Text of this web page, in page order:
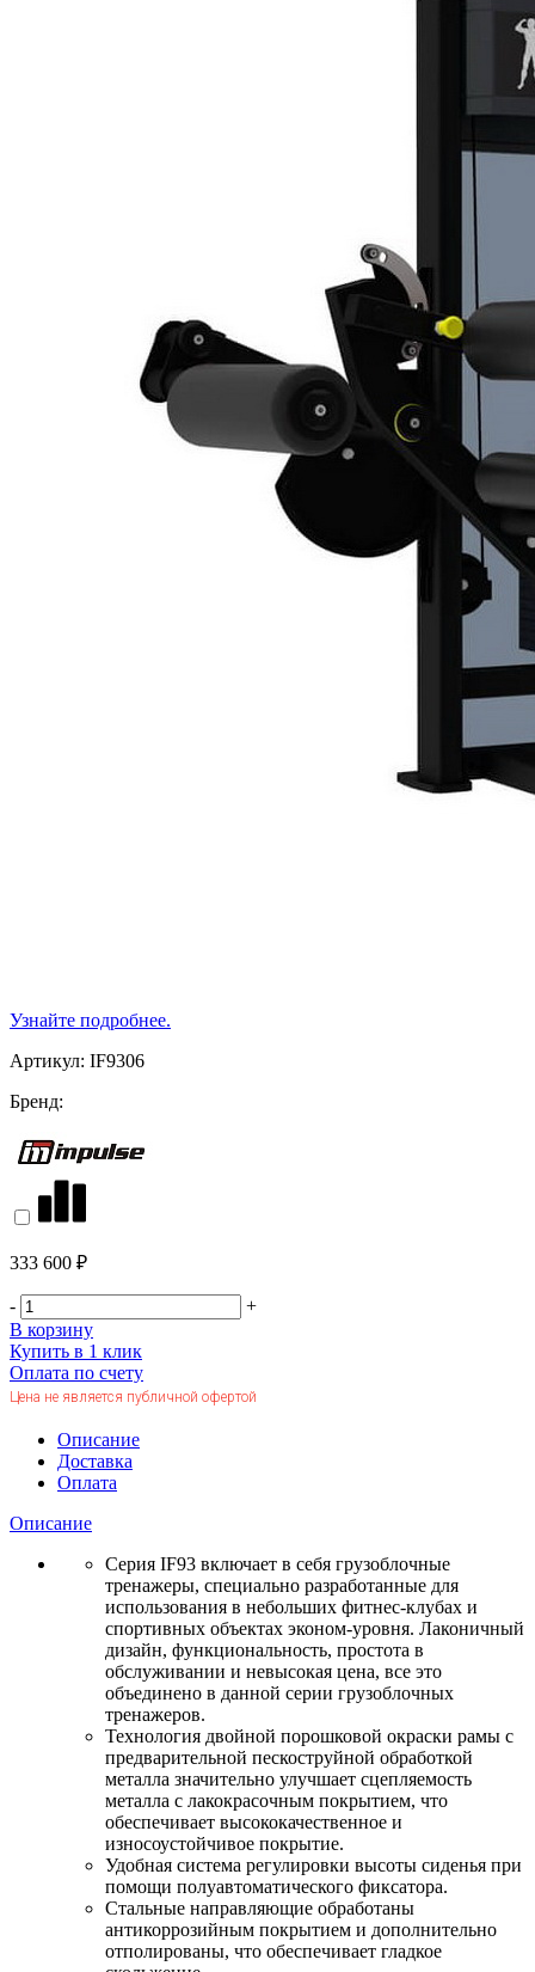
Узнайте подробнее.
Артикул: IF9306
Бренд:
333 600 ₽
-
+
В корзину
Купить в 1 клик
Оплата по счету
Цена не является публичной офертой
Описание
Доставка
Оплата
Описание
Серия IF93 включает в себя грузоблочные
тренажеры, специально разработанные для
использования в небольших фитнес-клубах и
спортивных объектах эконом-уровня. Лаконичный
дизайн, функциональность, простота в
обслуживании и невысокая цена, все это
объединено в данной серии грузоблочных
тренажеров.
Технология двойной порошковой окраски рамы с
предварительной пескоструйной обработкой
металла значительно улучшает сцепляемость
металла с лакокрасочным покрытием, что
обеспечивает высококачественное и
износоустойчивое покрытие.
Удобная система регулировки высоты сиденья при
помощи полуавтоматического фиксатора.
Стальные направляющие обработаны
антикоррозийным покрытием и дополнительно
отполированы, что обеспечивает гладкое